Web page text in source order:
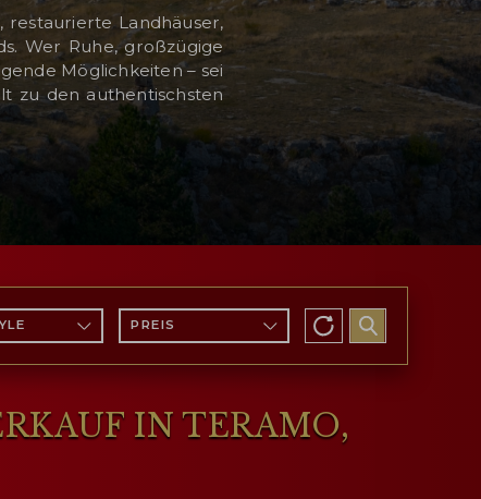
Landhäuser,
Wer Ruhe, großzügige
Möglichkeiten – sei
zu den authentischsten
PREIS
IN TERAMO,